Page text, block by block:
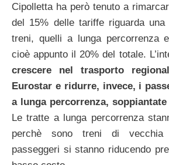
Cipolletta ha però tenuto a
del 15% delle tariffe riguarda una
treni, quelli a lunga percorrenza
cioè appunto il 20% del totale.
crescere nel trasporto
Eurostar e ridurre, invece, i
a lunga percorrenza,
Le tratte a lunga percorrenza
perchè sono treni di
passeggeri si stanno riducendo